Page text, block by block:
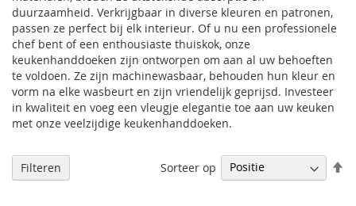
duurzaamheid. Verkrijgbaar in diverse kleuren en patronen,
passen ze perfect bij elk interieur. Of u nu een professionele
chef bent of een enthousiaste thuiskok, onze
keukenhanddoeken zijn ontworpen om aan al uw behoeften
te voldoen. Ze zijn machinewasbaar, behouden hun kleur en
vorm na elke wasbeurt en zijn vriendelijk geprijsd. Investeer
in kwaliteit en voeg een vleugje elegantie toe aan uw keuken
met onze veelzijdige keukenhanddoeken.
Filteren Sorteer op